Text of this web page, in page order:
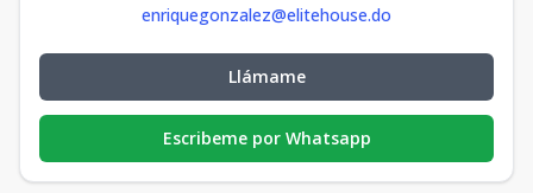
enriquegonzalez@elitehouse.do
Llámame
Escribeme por Whatsapp